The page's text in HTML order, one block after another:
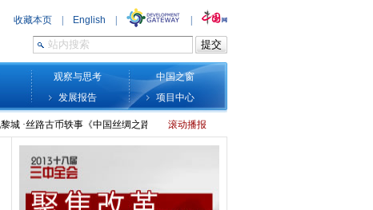
观察与思考
中国之窗
发展报告 项目中心